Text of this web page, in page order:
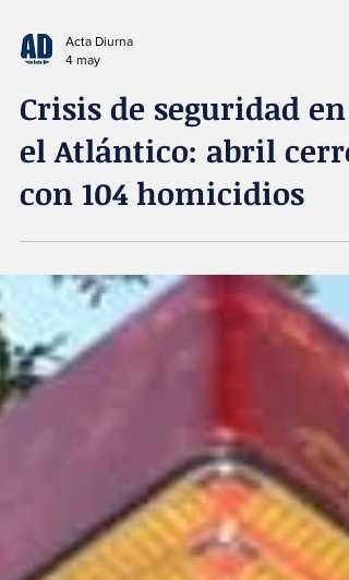
Acta Diurna
4 may
Crisis de seguridad en
el Atlántico: abril cerró
con 104 homicidios